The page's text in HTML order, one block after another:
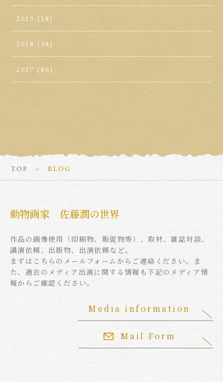
2019 (18)
2018 (38)
2017 (86)
TOP BLOG
動物画家 佐藤潤の世界
作品の画像使用（印刷物、販促物等）、取材、雑誌対談、
講演依頼、出版物、出演依頼など。
まずはこちらのメールフォームからご連絡ください。ま
た、過去のメディア出演に関する情報も下記のメディア情
報からご確認ください。
Mail Form
Media information